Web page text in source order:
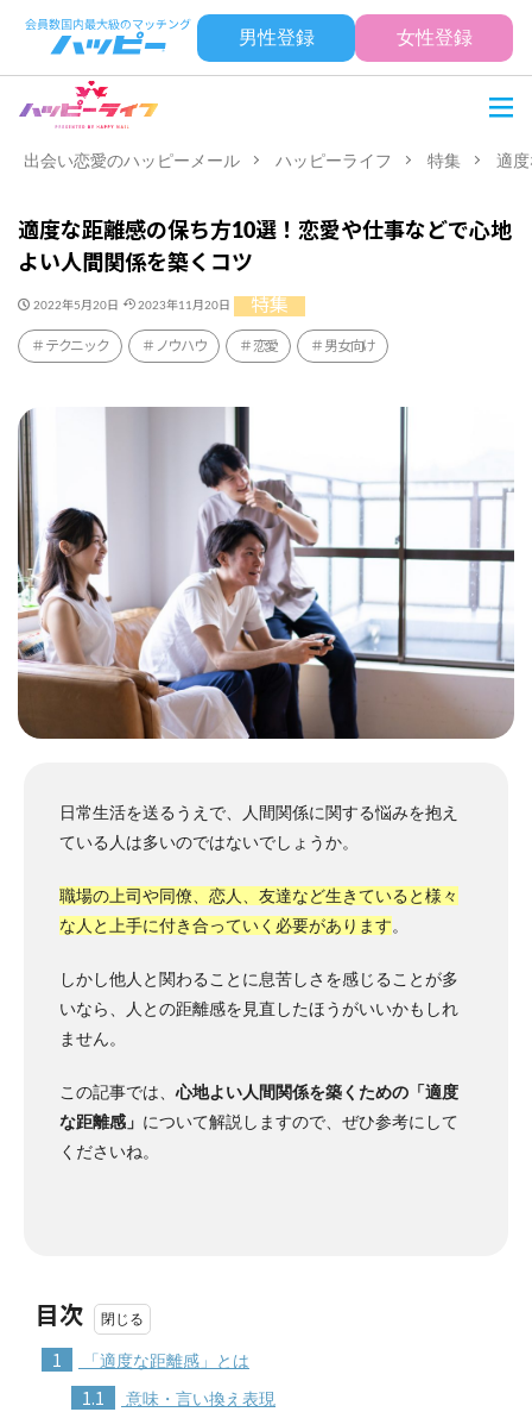
男性登録 女性登録
出会い恋愛のハッピーメール ハッピーライフ 特集 適
適度な距離感の保ち方10選！恋愛や仕事などで心地
よい人間関係を築くコツ
2022年5月20日 2023年11月20日 特集
テクニック ノウハウ 恋愛 男女向け
日常生活を送るうえで、人間関係に関する悩みを抱え
ている人は多いのではないでしょうか。
職場の上司や同僚、恋人、友達など生きていると様々
な人と上手に付き合っていく必要があります。
しかし他人と関わることに息苦しさを感じることが多
いなら、人との距離感を見直したほうがいいかもしれ
ません。
この記事では、 心地よい人間関係を築くための「適度
な距離感」 について解説しますので、ぜひ参考にして
くださいね。
目次
1 「適度な距離感」とは
1.1 意味・言い換え表現